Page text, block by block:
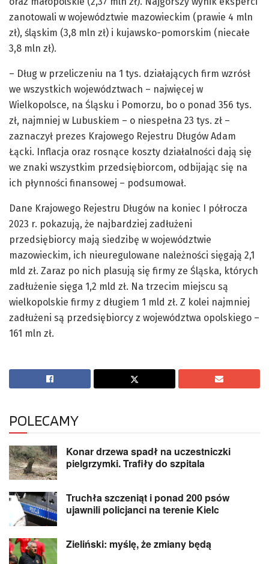
zanotowali w województwie mazowieckim (prawie 4 mln
zł), śląskim (3,8 mln zł) i kujawsko-pomorskim (niecałe
3,8 mln zł).
– Dług w przeliczeniu na 1 tys. działających firm wzrósł
we wszystkich województwach – najwięcej w
Wielkopolsce, na Śląsku i Pomorzu, bo o ponad 356 tys.
zł, najmniej w Lubuskiem – o niespełna 23 tys. zł –
zaznaczył prezes Krajowego Rejestru Długów Adam
Łącki. Inflacja oraz rosnące koszty działalności dają się
we znaki wszystkim przedsiębiorcom, odbijając się na
ich płynności finansowej – podsumował.
Dane Krajowego Rejestru Długów na koniec I półrocza
2023 r. pokazują, że najbardziej zadłużeni
przedsiębiorcy mają siedzibę w województwie
mazowieckim, ich nieuregulowane należności sięgają 2,1
mld zł. Zaraz po nich plasują się firmy ze Śląska, których
zadłużenie sięga 1,2 mld zł. Na trzecim miejscu są
wielkopolskie firmy z długiem 1 mld zł. Z kolei najmniej
zadłużeni są przedsiębiorcy z województwa opolskiego –
161 mln zł.
POLECAMY
Konar drzewa spadł na uczestniczki
pielgrzymki. Trafiły do szpitala
Truchła szczeniąt i ponad 200 psów
ujawnili policjanci na terenie Kielc
Zieliński: myślę, że zmiany będą